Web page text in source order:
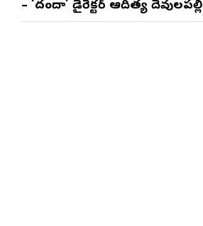
– ‘దందా’ డైరెక్ట‌ర్ ఆదిత్య దేవులపల్లి